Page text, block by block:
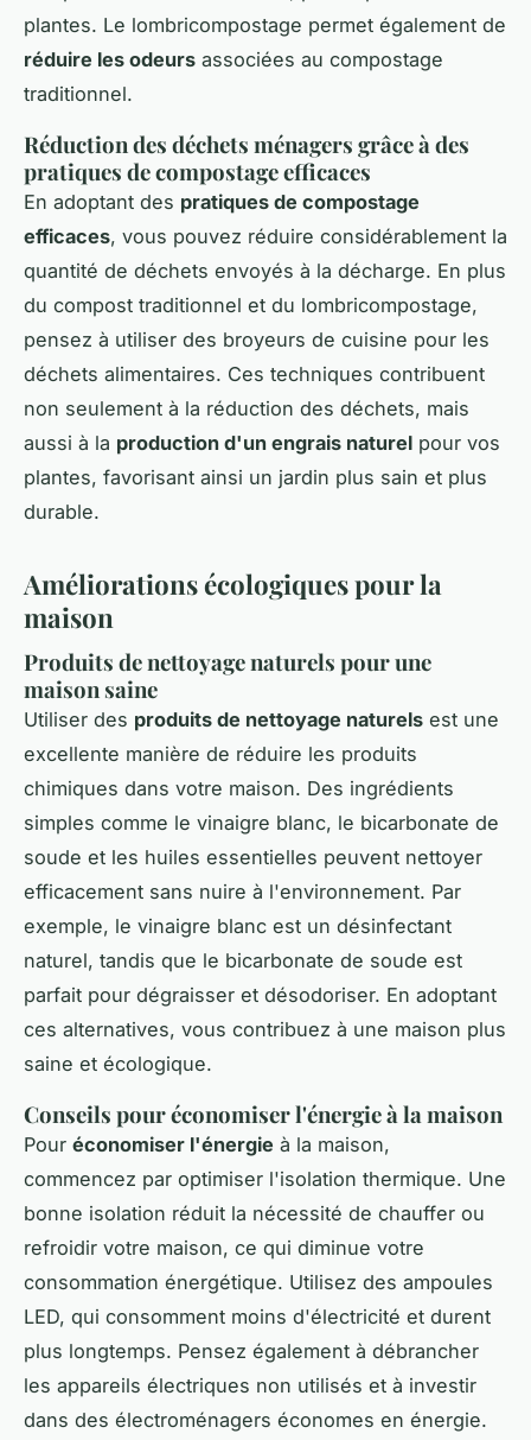
plantes. Le lombricompostage permet également de
réduire les odeurs associées au compostage
traditionnel.
Réduction des déchets ménagers grâce à des
pratiques de compostage efficaces
En adoptant des pratiques de compostage
efficaces, vous pouvez réduire considérablement la
quantité de déchets envoyés à la décharge. En plus
du compost traditionnel et du lombricompostage,
pensez à utiliser des broyeurs de cuisine pour les
déchets alimentaires. Ces techniques contribuent
non seulement à la réduction des déchets, mais
aussi à la production d'un engrais naturel pour vos
plantes, favorisant ainsi un jardin plus sain et plus
durable.
Améliorations écologiques pour la
maison
Produits de nettoyage naturels pour une
maison saine
Utiliser des produits de nettoyage naturels est une
excellente manière de réduire les produits
chimiques dans votre maison. Des ingrédients
simples comme le vinaigre blanc, le bicarbonate de
soude et les huiles essentielles peuvent nettoyer
efficacement sans nuire à l'environnement. Par
exemple, le vinaigre blanc est un désinfectant
naturel, tandis que le bicarbonate de soude est
parfait pour dégraisser et désodoriser. En adoptant
ces alternatives, vous contribuez à une maison plus
saine et écologique.
Conseils pour économiser l'énergie à la maison
Pour économiser l'énergie à la maison,
commencez par optimiser l'isolation thermique. Une
bonne isolation réduit la nécessité de chauffer ou
refroidir votre maison, ce qui diminue votre
consommation énergétique. Utilisez des ampoules
LED, qui consomment moins d'électricité et durent
plus longtemps. Pensez également à débrancher
les appareils électriques non utilisés et à investir
dans des électroménagers économes en énergie.